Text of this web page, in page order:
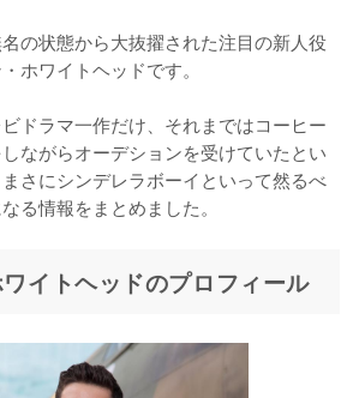
の状態から大抜擢された注目の新人役
ホワイトヘッドです。
ドラマ一作だけ、それまではコーヒー
ながらオーデションを受けていたとい
さにシンデレラボーイといって然るべ
る情報をまとめました。
イトヘッドのプロフィール